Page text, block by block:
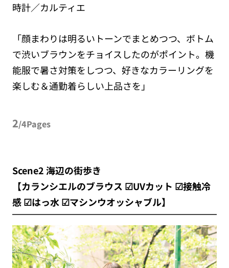
時計／カルティエ
「顔まわりは明るいトーンでまとめつつ、ボトム
で渋いブラウンをチョイスしたのがポイント。機
能服で暑さ対策をしつつ、好きなカラーリングを
楽しむ＆通勤着らしい上品さを」
2/4Pages
Scene2 海辺の街歩き
【カランシエルのブラウス ☑︎UVカット ☑︎接触冷
感 ☑︎はっ水 ☑︎マシンウオッシャブル】